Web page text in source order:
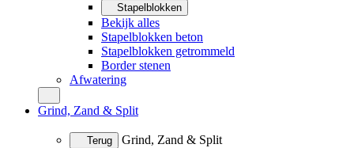
Stapelblokken
Bekijk alles
Stapelblokken beton
Stapelblokken getrommeld
Border stenen
Afwatering
Grind, Zand & Split
Terug
Grind, Zand & Split